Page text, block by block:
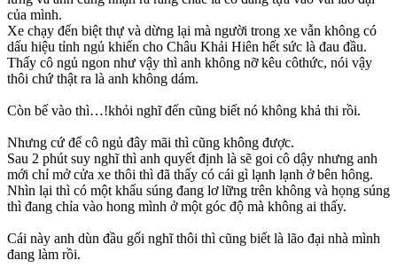
của mình.
Xe chạy đến biệt thự và dừng lại mà người trong xe vẫn không có
dấu hiệu tỉnh ngủ khiến cho Châu Khải Hiên hết sức là đau đầu.
Thấy cô ngủ ngon như vậy thì anh không nỡ kêu côthức, nói vậy
thôi chứ thật ra là anh không dám.
Còn bế vào thì…!khỏi nghĩ đến cũng biết nó không khả thi rồi.
Nhưng cứ để cô ngủ đây mãi thì cũng không được.
Sau 2 phút suy nghĩ thì anh quyết định là sẽ goi cô dậy nhưng anh
mới chỉ mở cửa xe thôi thì đã thấy có cái gì lạnh lạnh ở bên hông.
Nhìn lại thì có một khẩu súng đang lơ lững trên không và họng súng
thì đang chỉa vào hong mình ở một góc độ mà không ai thấy.
Cái này anh dùn đầu gối nghĩ thôi thì cũng biết là lão đại nhà mình
đang làm rồi.